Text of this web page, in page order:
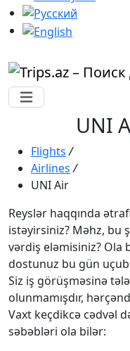
UNI
Flights /
Airlines /
UNI Air
Reyslər haqqında
istəyirsiniz? Məhz, bu
vərdiş eləmisiniz? Ola
dostunuz bu gün
Siz iş görüşməsinə
olunmamışdır,
Vaxt keçdikcə cədvəl
səbəbləri ola bilər: